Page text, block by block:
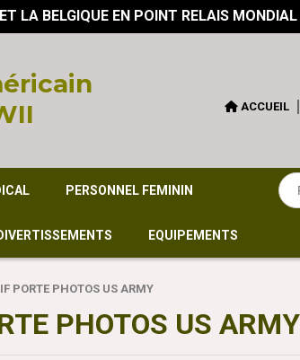
LA BELGIQUE EN POINT RELAIS
ACCUEIL
PERSONNEL FEMININ
EQUIPEMENTS
PORTE PHOTOS US ARMY
PHOTOS US ARMY